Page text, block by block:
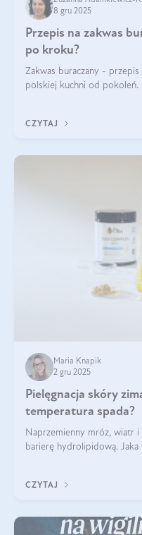
8 gru 2025
Przepis na zakwas
po kroku?
Zakwas buraczany -
polskiej kuchni od pokoleń.
CZYTAJ
Maria Knapik
2 gru 2025
Pielęgnacja skóry
temperatura spada?
Naprzemienny mróz, wiatr
barierę hydrolipidową.
CZYTAJ